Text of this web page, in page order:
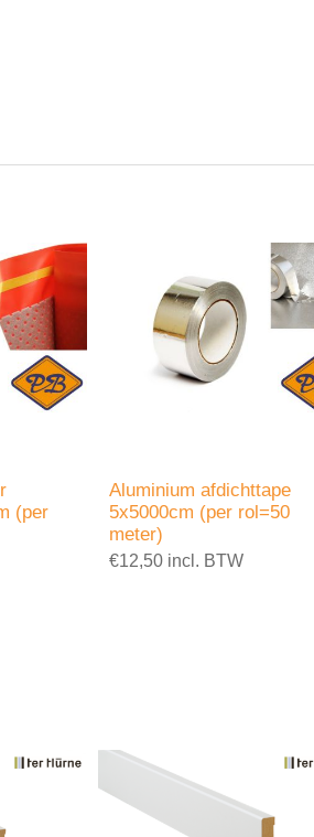
(per
Aluminium afdichttape
5x5000cm (per rol=50
meter)
€12,50 incl. BTW